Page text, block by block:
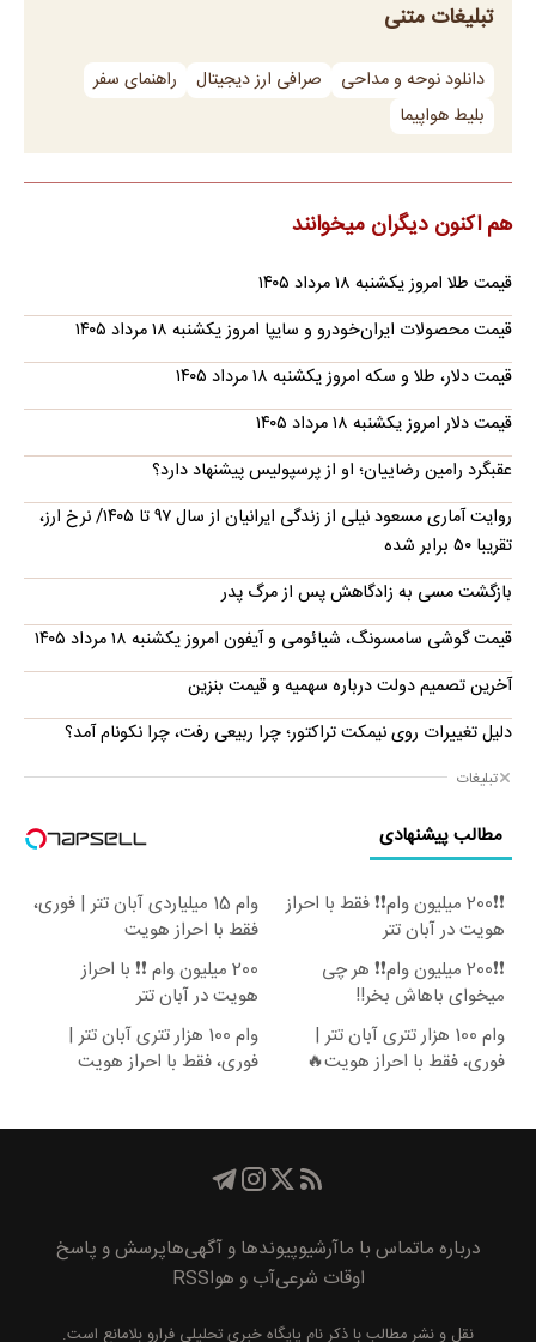
تبلیغات متنی
دانلود نوحه و مداحی صرافی ارز دیجیتال
راهنمای سفر
بلیط هواپیما
هم اکنون دیگران میخوانند
قیمت طلا امروز یکشنبه ۱۸ مرداد ۱۴۰۵
قیمت محصولات ایران‌خودرو و سایپا امروز یکشنبه ۱۸ مرداد ۱۴۰۵
قیمت دلار، طلا و سکه امروز یکشنبه ۱۸ مرداد ۱۴۰۵
قیمت دلار امروز یکشنبه ۱۸ مرداد ۱۴۰۵
عقبگرد رامین رضاییان؛ او از پرسپولیس پیشنهاد دارد؟
روایت آماری مسعود نیلی از زندگی ایرانیان از سال ۹۷ تا ۱۴۰۵/ نرخ ارز،
تقریبا ۵۰ برابر شده
بازگشت مسی به زادگاهش پس از مرگ پدر
قیمت گوشی سامسونگ، شیائومی و آیفون امروز یکشنبه ۱۸ مرداد ۱۴۰۵
آخرین تصمیم دولت درباره سهمیه و قیمت بنزین
دلیل تغییرات روی نیمکت تراکتور؛ چرا ربیعی رفت، چرا نکونام آمد؟
تبلیغات
مطالب پیشنهادی
❗❗200 میلیون وام❗❗ فقط با احراز
هویت در آبان تتر
وام 15 میلیاردی آبان تتر | فوری،
فقط با احراز هویت
❗❗200 میلیون وام❗❗ هر چی
میخوای باهاش بخر!!
200 میلیون وام ❗❗ با احراز
هویت در آبان تتر
وام 100 هزار تتری آبان تتر |
فوری، فقط با احراز هویت🔥
وام 100 هزار تتری آبان تتر |
فوری، فقط با احراز هویت
درباره ماتماس با ماآرشیوپیوند‌ها و آگهی‌هاپرسش و پاسخ
اوقات شرعیآب و هواRSS
نقل و نشر مطالب با ذکر نام پايگاه خبری تحليلی فرارو بلامانع است.